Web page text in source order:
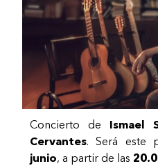
Concierto de Ismael
Cervantes. Será este
junio, a partir de las